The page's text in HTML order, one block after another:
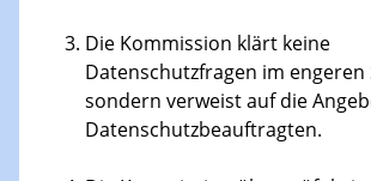
Die Kommission klärt keine
Datenschutzfragen im engeren
sondern verweist auf die
Datenschutzbeauftragten.